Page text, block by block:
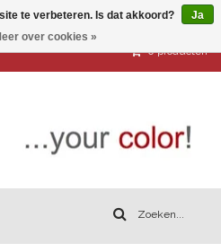
0 producten
te verbeteren. Is dat akkoord?
Ja
over cookies »